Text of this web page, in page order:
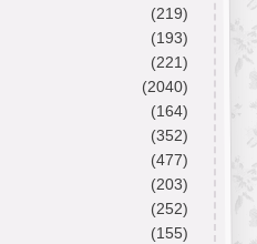
(219)
(193)
(221)
(2040)
(164)
(352)
(477)
(203)
(252)
(155)